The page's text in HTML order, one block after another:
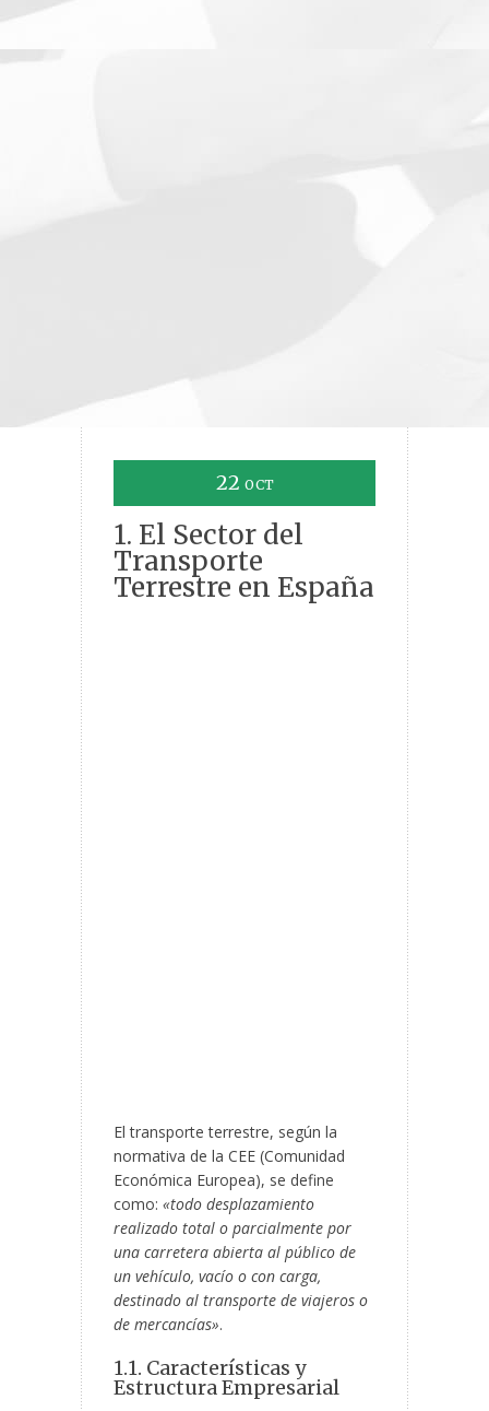
22 OCT
1. El Sector del
Transporte
Terrestre en España
El transporte terrestre, según la
normativa de la CEE (Comunidad
Económica Europea), se define
como: «todo desplazamiento
realizado total o parcialmente por
una carretera abierta al público de
un vehículo, vacío o con carga,
destinado al transporte de viajeros o
de mercancías».
1.1. Características y
Estructura Empresarial